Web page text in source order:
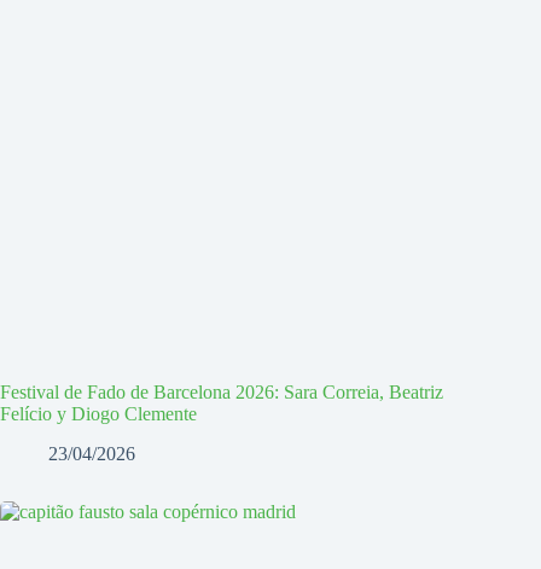
Festival de Fado de Barcelona 2026: Sara Correia, Beatriz
Felício y Diogo Clemente
23/04/2026